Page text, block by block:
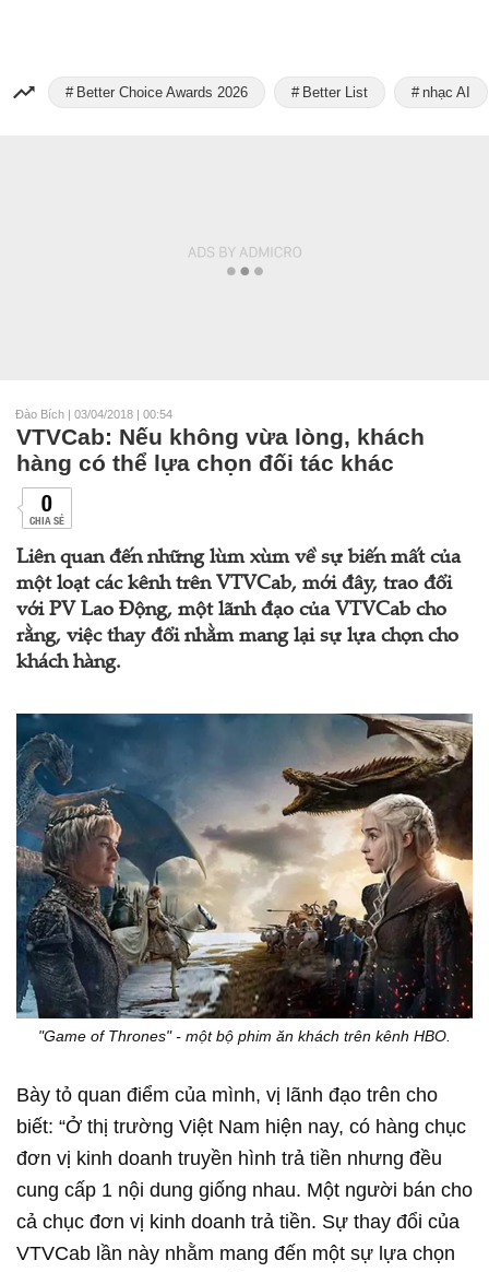
Better Choice Awards 2026 Better List nhạc AI
Đào Bích | 03/04/2018 | 00:54
VTVCab: Nếu không vừa lòng, khách
hàng có thể lựa chọn đối tác khác
0
CHIA SẺ
Liên quan đến những lùm xùm về sự biến mất của
một loạt các kênh trên VTVCab, mới đây, trao đổi
với PV Lao Động, một lãnh đạo của VTVCab cho
rằng, việc thay đổi nhằm mang lại sự lựa chọn cho
khách hàng.
"Game of Thrones" - một bộ phim ăn khách trên kênh HBO.
Bày tỏ quan điểm của mình, vị lãnh đạo trên cho
biết: “Ở thị trường Việt Nam hiện nay, có hàng chục
đơn vị kinh doanh truyền hình trả tiền nhưng đều
cung cấp 1 nội dung giống nhau. Một người bán cho
cả chục đơn vị kinh doanh trả tiền. Sự thay đổi của
VTVCab lần này nhằm mang đến một sự lựa chọn